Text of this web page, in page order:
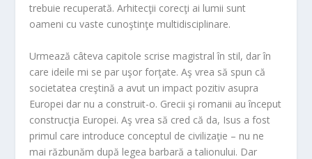
trebuie recuperată. Arhitecţii corecţi ai lumii sunt
oameni cu vaste cunoştinţe multidisciplinare.
Urmează câteva capitole scrise magistral în stil, dar în
care ideile mi se par uşor forţate. Aş vrea să spun că
societatea creştină a avut un impact pozitiv asupra
Europei dar nu a construit-o. Grecii şi romanii au început
construcţia Europei. Aş vrea să cred că da, Isus a fost
primul care introduce conceptul de civilizaţie – nu ne
mai răzbunăm după legea barbară a talionului. Dar